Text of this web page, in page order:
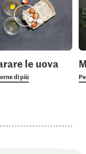
le uova
di più